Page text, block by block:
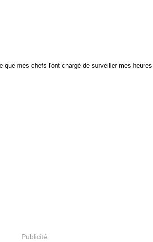
que mes chefs l'ont chargé de surveiller mes
Publicité